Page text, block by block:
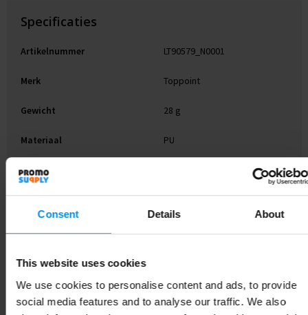
Consent Details About
This website uses cookies
We use cookies to personalise content and ads, to provide
social media features and to analyse our traffic. We also
Specificaties
Artikelnummer LT90579_N0001
Merk Toppoint
Gewicht 28 g
Materiaal PU
Kleur
Hoogte 3.8 cm
Lengte